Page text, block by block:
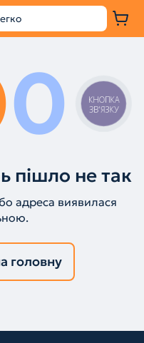
0
пішло не так
адреса виявилася
головну
КНОПКА
ЗВ'ЯЗКУ